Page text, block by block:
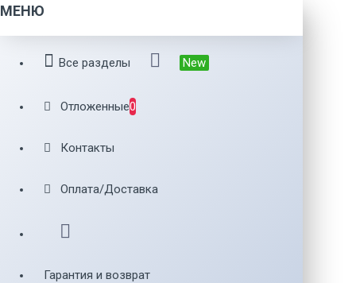
МЕНЮ
Все разделы New
Отложенные0
Контакты
Оплата/Доставка
Гарантия и возврат